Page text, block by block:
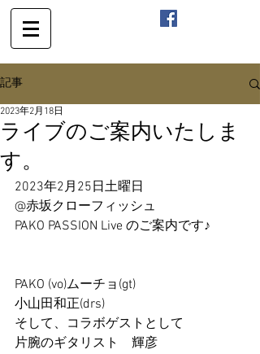
記事
ライブのご案内いたしま
す。
2023年2月18日
2023年2月25日土曜日
@赤坂クローフィッシュ
PAKO PASSION Live のご案内です♪
PAKO (vo)ムーチョ(gt)
小山田和正(drs)
そして、コラボゲストとして
片腕のギタリスト　輝彦